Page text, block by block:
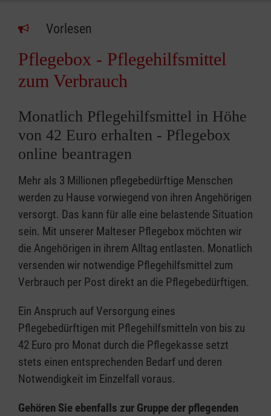
Vorlesen
Pflegebox - Pflegehilfsmittel
zum Verbrauch
Monatlich Pflegehilfsmittel in Höhe
von 42 Euro erhalten - Pflegebox
online beantragen
Mehr als 3 Millionen pflegebedürftige Menschen
werden zu Hause vorwiegend von ihren Angehörigen
versorgt. Das kann für alle eine belastende Situation
sein. Mit unserer Malteser Pflegebox möchten wir
die Angehörigen in ihrem Alltag entlasten. Monatlich
versenden wir notwendige Pflegehilfsmittel zum
Verbrauch per Post direkt an die Pflegebedürftigen.
Ein Anspruch auf Versorgung eines
Pflegebedürftigen mit Pflegehilfsmitteln von bis zu
42 Euro pro Monat durch die Pflegekasse setzt
stets einen entsprechenden Bedarf und deren
Notwendigkeit im Einzelfall voraus.
Gehören Sie ebenfalls zur Gruppe der pflegenden